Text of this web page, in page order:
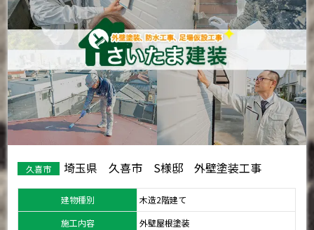
久喜市 埼玉県 久喜市 S様邸 外壁塗装工事
建物種別
木造2階建て
施工内容
外壁屋根塗装